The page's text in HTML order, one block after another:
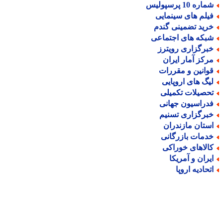
10 پرسپولیس
های سینمایی
تضمینی گندم
های اجتماعی
رویترز
آمار ایران
و مقررات
های اروپایی
تکمیلی
جهانی
تسنیم
مازندران
بازرگانی
خوراکی
و آمریکا
اروپا